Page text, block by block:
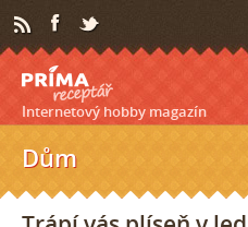
Internetový hobby magazín
Dům